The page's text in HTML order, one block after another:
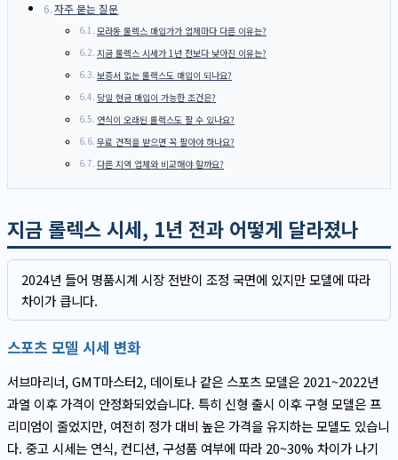
자주 묻는 질문
모라동 롤렉스 매입가가 업체마다 다른 이유는?
지금 롤렉스 시세가 1년 전보다 낮아진 이유는?
보증서 없는 롤렉스도 매입이 되나요?
당일 현금 매입이 가능한 조건은?
연식이 오래된 롤렉스도 팔 수 있나요?
무료 견적을 받으면 꼭 팔아야 하나요?
다른 지역 업체와 비교해야 할까요?
지금 롤렉스 시세, 1년 전과 어떻게 달라졌나
2024년 들어 명품시계 시장 전반이 조정 국면에 있지만 모델에 따라
차이가 큽니다.
스포츠 모델 시세 변화
서브마리너, GMT마스터2, 데이토나 같은 스포츠 모델은 2021~2022년
과열 이후 가격이 안정화되었습니다. 특히 신형 출시 이후 구형 모델은 프
리미엄이 줄었지만, 여전히 정가 대비 높은 가격을 유지하는 모델도 있습니
다. 중고 시세는 연식, 컨디션, 구성품 여부에 따라 20~30% 차이가 나기